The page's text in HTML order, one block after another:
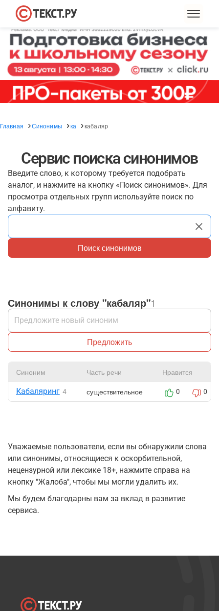
Главная Синонимы ка кабаляр
Сервис поиска синонимов
Введите слово, к которому требуется подобрать
аналог, и нажмите на кнопку «Поиск синонимов». Для
просмотра отдельных групп используйте поиск по
алфавиту.
Поиск синонимов
Синонимы к слову "кабаляр"1
Предложить
Синоним Часть речи Нравится
Кабаляринг 4 существительное 0 0
Уважаемые пользователи, если вы обнаружили слова
или синонимы, относящиеся к оскорбительной,
нецензурной или лексике 18+, нажмите справа на
кнопку "Жалоба", чтобы мы могли удалить их.
Мы будем благодарны вам за вклад в развитие
сервиса.